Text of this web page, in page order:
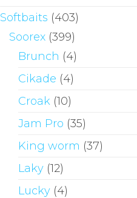
Softbaits (403)
Soorex (399)
Brunch (4)
Cikade (4)
Croak (10)
Jam Pro (35)
King worm (37)
Laky (12)
Lucky (4)